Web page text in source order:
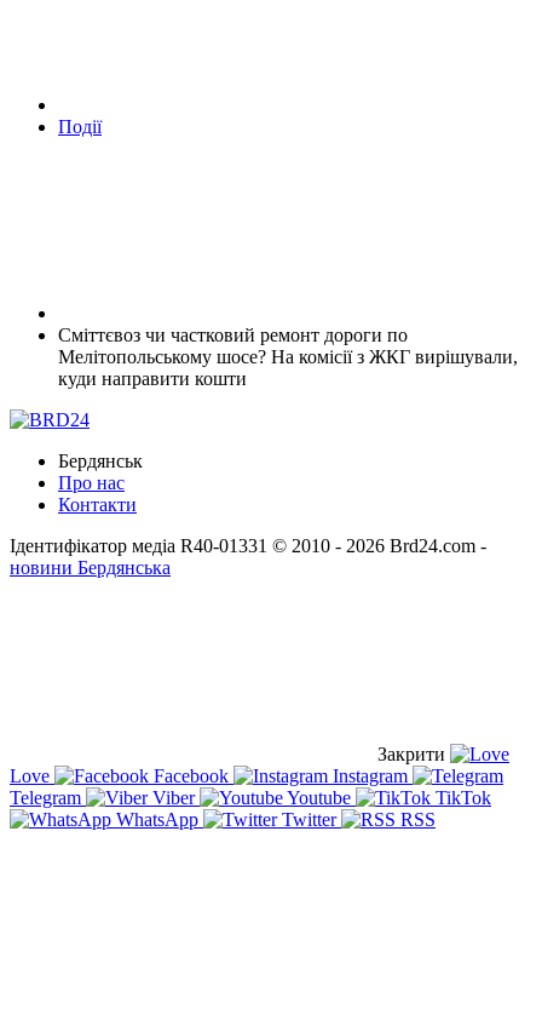
Події
Сміттєвоз чи частковий ремонт дороги по
Мелітопольському шосе? На комісії з ЖКГ вирішували,
куди направити кошти
Бердянськ
Про нас
Контакти
Ідентифікатор медіа R40-01331 © 2010 - 2026 Brd24.com -
новини Бердянська
Закрити
Love
Facebook
Instagram
Telegram
Viber Youtube
TikTok
WhatsApp
Twitter RSS